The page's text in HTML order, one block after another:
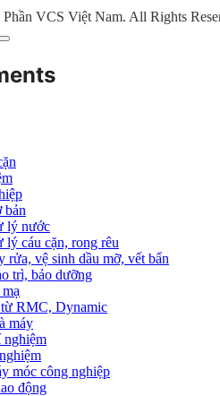
VCS Việt Nam. All Rights
bản
lý nước
lý cáu cặn, rong rêu
rửa, vệ sinh dầu mỡ, vết bẩn
trì, bảo dưỡng
RMC, Dynamic
máy
nghiệm
móc công nghiệp
động